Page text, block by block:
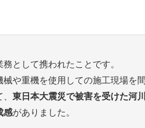
として携われたことです。
や重機を使用しての施工現場を
東日本大震災で被害を受けた河
感がありました。